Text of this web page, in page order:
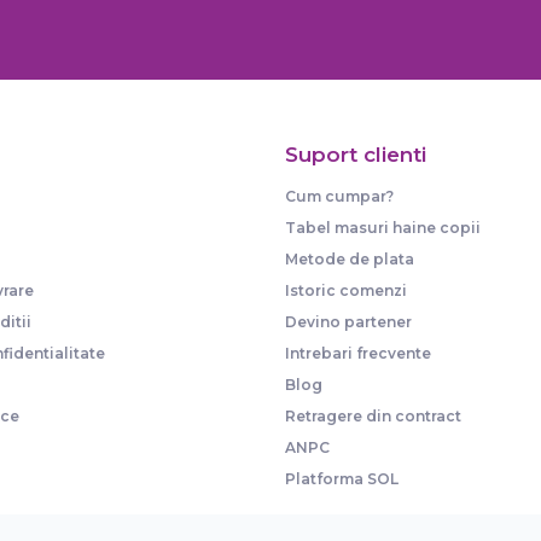
Suport clienti
Cum cumpar?
Tabel masuri haine copii
Metode de plata
Istoric comenzi
Devino partener
Intrebari frecvente
Blog
Retragere din contract
ANPC
Platforma SOL